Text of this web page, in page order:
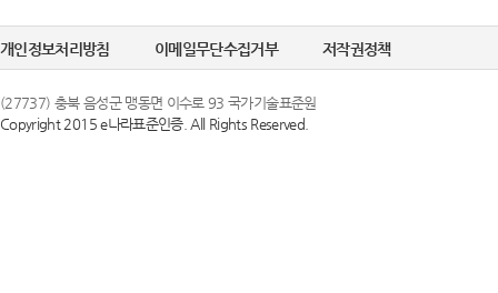
개인정보처리방침 이메일무단수집거부 저작권정책
(27737) 충북 음성군 맹동면 이수로 93 국가기술표준원
Copyright 2015 e나라표준인증. All Rights Reserved.